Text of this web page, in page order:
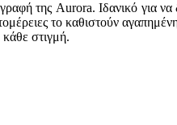
της Aurora. Ιδανικό για
το καθιστούν
στιγμή.